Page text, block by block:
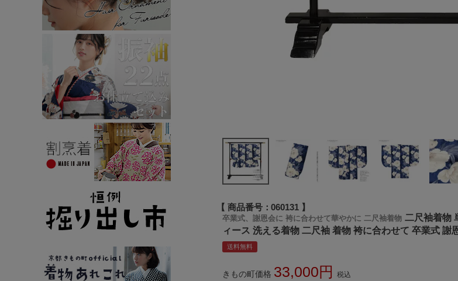
商品番号 060131
卒業式、謝恩会に 袴に合わせて華やかに 二尺袖着物 二尺袖着物
ィース 洗える着物 二尺袖 着物 袴に合わせて 卒業式 謝
送料無料
きもの町価格 33,000 税込